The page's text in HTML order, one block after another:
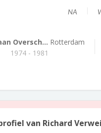
NA
Oversch... Rotterdam
1974 - 1981
van Richard